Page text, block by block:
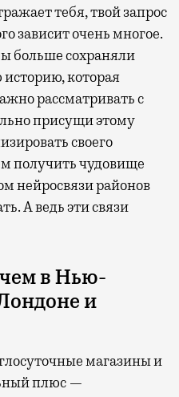
тебя, твой запрос
зависит очень многое.
больше сохраняли
которая
рассматривать с
присущиэтому
своего
получить чудовище
нейросвязи районов
А ведь эти связи
в Нью-
и
магазины и
плюс —